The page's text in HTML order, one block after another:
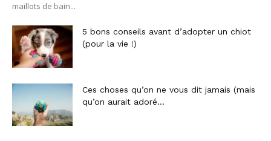
maillots de bain...
5 bons conseils avant d’adopter un chiot
(pour la vie !)
Ces choses qu’on ne vous dit jamais (mais
qu’on aurait adoré...